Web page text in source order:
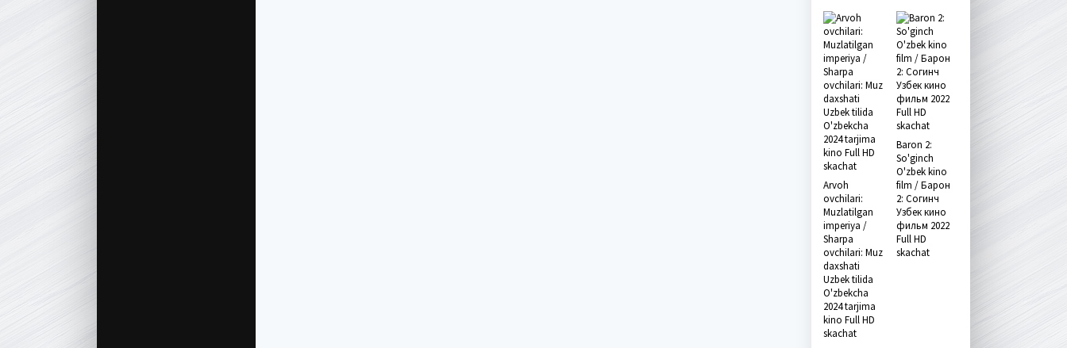
Arvoh
ovchilari:
Muzlatilgan
imperiya /
Sharpa
ovchilari: Muz
daxshati
Uzbek tilida
O'zbekcha
2024 tarjima
kino Full HD
skachat
Baron 2:
So'ginch
O'zbek kino
film / Барон
2: Согинч
Узбек кино
фильм 2022
Full HD
skachat